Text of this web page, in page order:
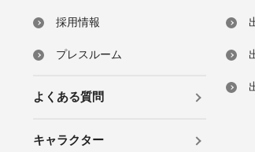
採用情報
プレスルーム
よくある質問
キャラクター